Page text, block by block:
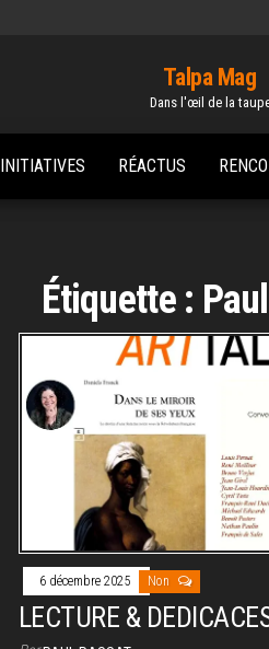
Talpa Mag
Dans l'œil de la
INITIATIVES RÉACTUS
Étiquette :
6 décembre 2025 Non
LECTURE &